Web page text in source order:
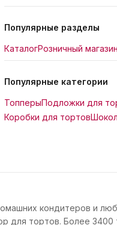
Популярные разделы
КаталогРозничный магазин
Популярные категории
ТопперыПодложки для
Коробки для тортов
кондитеров и
для тортов. Более 3400